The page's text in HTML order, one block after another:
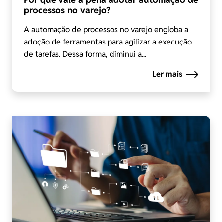
processos no varejo?
A automação de processos no varejo engloba a
adoção de ferramentas para agilizar a execução
de tarefas. Dessa forma, diminui a...
Ler mais